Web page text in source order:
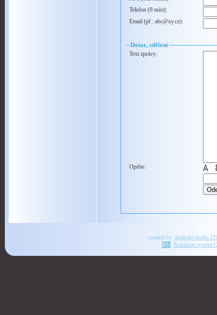
Telefon (9 míst):
Email (př.: abc@xy.cz):
Dotaz, sdělení
Text zprávy:
Opište:
created by: grafické studio
RS: Redakční systém